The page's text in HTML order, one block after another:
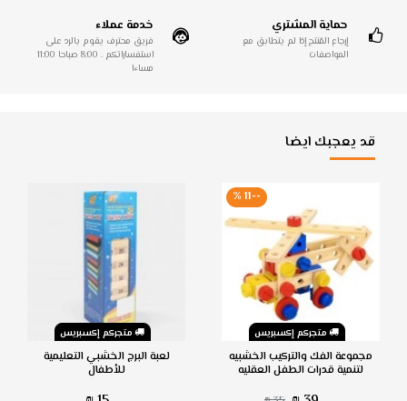
حماية المشتري
إرجاع المُنتج إذا لم يتطابق مع
المواصفات
خدمة عملاء
فريق محترف يقوم بالرد على
استفساراتكم . 8:00 صباحا 11:00
مساءا
قد يعجبك ايضا
متجركم إكسبريس
--11 %
مجموعة الفك والتركيب الخشبيه
لتنمية قدرات الطفل العقليه
متجركم إكسبريس
لعبة البرج الخشبي التعليمية
للأطفال